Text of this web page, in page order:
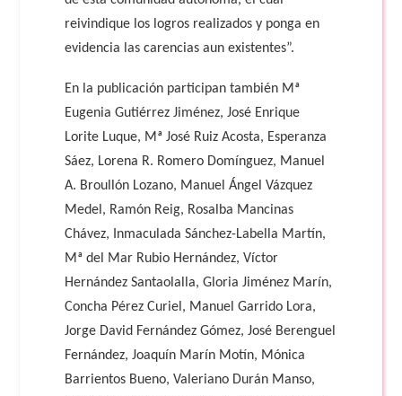
reivindique los logros realizados y ponga en
evidencia las carencias aun existentes”.
En la publicación participan también Mª
Eugenia Gutiérrez Jiménez, José Enrique
Lorite Luque, Mª José Ruiz Acosta, Esperanza
Sáez, Lorena R. Romero Domínguez, Manuel
A. Broullón Lozano, Manuel Ángel Vázquez
Medel, Ramón Reig, Rosalba Mancinas
Chávez, Inmaculada Sánchez-Labella Martín,
Mª del Mar Rubio Hernández, Víctor
Hernández Santaolalla, Gloria Jiménez Marín,
Concha Pérez Curiel, Manuel Garrido Lora,
Jorge David Fernández Gómez, José Berenguel
Fernández, Joaquín Marín Motín, Mónica
Barrientos Bueno, Valeriano Durán Manso,